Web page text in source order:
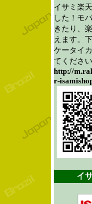
イサミ楽
した！モ
きたり、
えます。
ケータイ
てくださ
http://
r-
イ